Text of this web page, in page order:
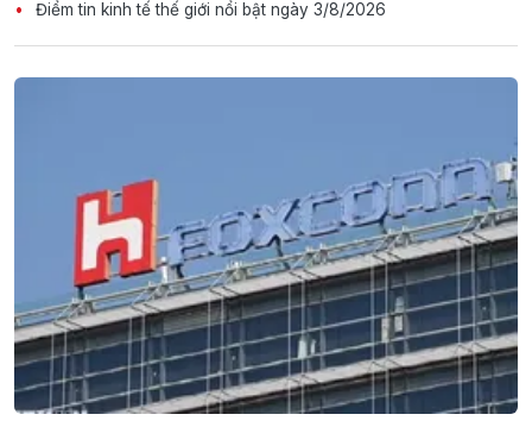
Điểm tin kinh tế thế giới nổi bật ngày 3/8/2026